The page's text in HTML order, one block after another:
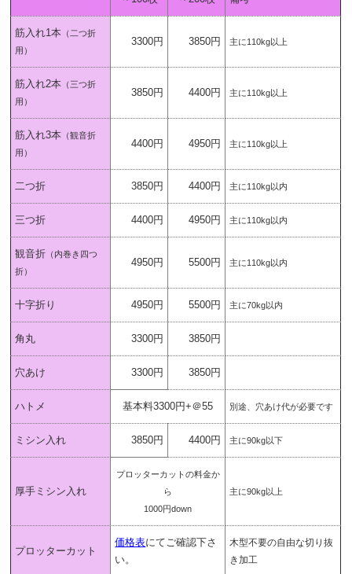
筋入れ1本 （二つ折
用）
3300円 3850円 主に110kg以上
筋入れ2本 （三つ折
用）
3850円 4400円 主に110kg以上
筋入れ3本 （観音折
用）
4400円 4950円 主に110kg以上
二つ折 3850円 4400円 主に110kg以内
三つ折 4400円 4950円 主に110kg以内
観音折 （内巻き四つ
折）
4950円 5500円 主に110kg以内
十字折り 4950円 5500円 主に70kg以内
角丸 3300円 3850円
穴あけ 3300円 3850円
ハトメ 基本料3300円+＠55 別途、穴あけ代が必要です
ミシン入れ 3850円 4400円 主に90kg以下
厚手ミシン入れ
プロッターカットの料金か
ら
1000円down
主に90kg以上
プロッターカット
価格表にてご確認下さ
い。
木型不要の自由な切り抜
き加工